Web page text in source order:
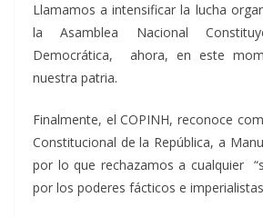
Llamamos a intensificar la lucha
la Asamblea Nacional
Democrática, ahora, en este
nuestra patria.
Finalmente, el COPINH, reconoce
Constitucional de la República, a
por lo que rechazamos a cualquier
por los poderes fácticos e